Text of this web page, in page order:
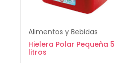
Alimentos y Bebidas
Hielera Polar Pequeña 5
litros